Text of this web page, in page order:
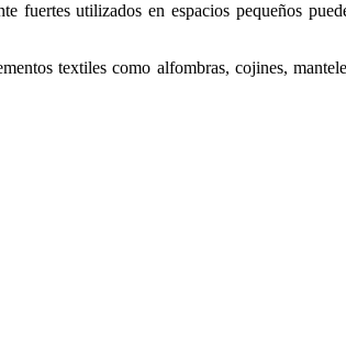
fuertes utilizados en espacios pequeños
textiles como alfombras, cojines,